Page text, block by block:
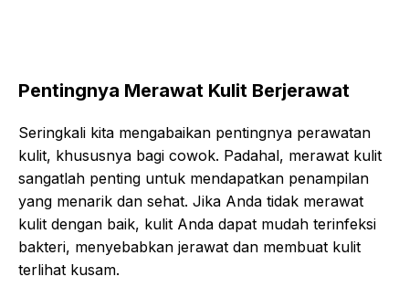
Pentingnya Merawat Kulit Berjerawat
Seringkali kita mengabaikan pentingnya perawatan
kulit, khususnya bagi cowok. Padahal, merawat kulit
sangatlah penting untuk mendapatkan penampilan
yang menarik dan sehat. Jika Anda tidak merawat
kulit dengan baik, kulit Anda dapat mudah terinfeksi
bakteri, menyebabkan jerawat dan membuat kulit
terlihat kusam.